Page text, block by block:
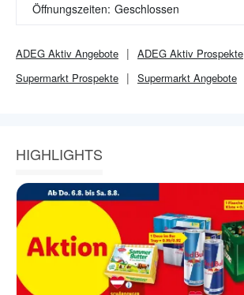
Öffnungszeiten: Geschlossen
ADEG Aktiv Angebote ADEG Aktiv Prospekte
Supermarkt Prospekte Supermarkt Angebote
HIGHLIGHTS